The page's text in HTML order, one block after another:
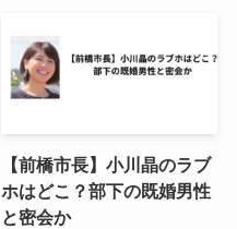
【前橋市長】小川晶のラブ
ホはどこ？部下の既婚男性
と密会か